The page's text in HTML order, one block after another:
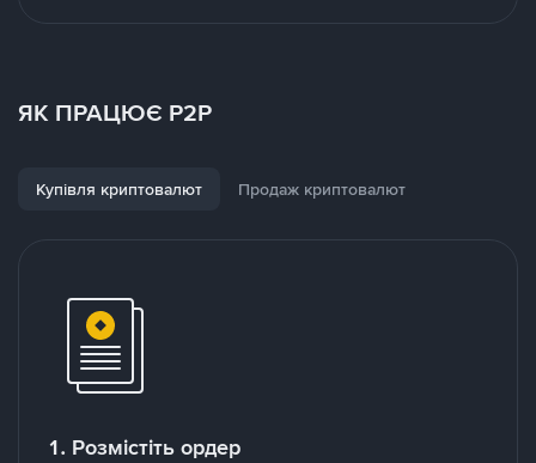
ЯК ПРАЦЮЄ P2P
Купівля криптовалют Продаж криптовалют
1. Розмістіть ордер